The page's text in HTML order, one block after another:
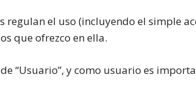
regulan el uso (incluyendo el simple
que ofrezco en ella.
“Usuario”, y como usuario es